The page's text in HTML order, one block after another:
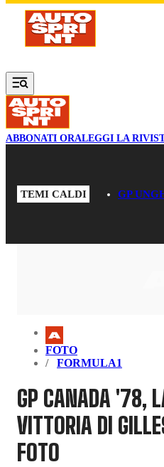
Vai al contenuto principale
ABBONATI ORALEGGI LA
TEMI CALDI GP
FOTO
FORMULA1
GP CANADA '78,
VITTORIA DI
FOTO